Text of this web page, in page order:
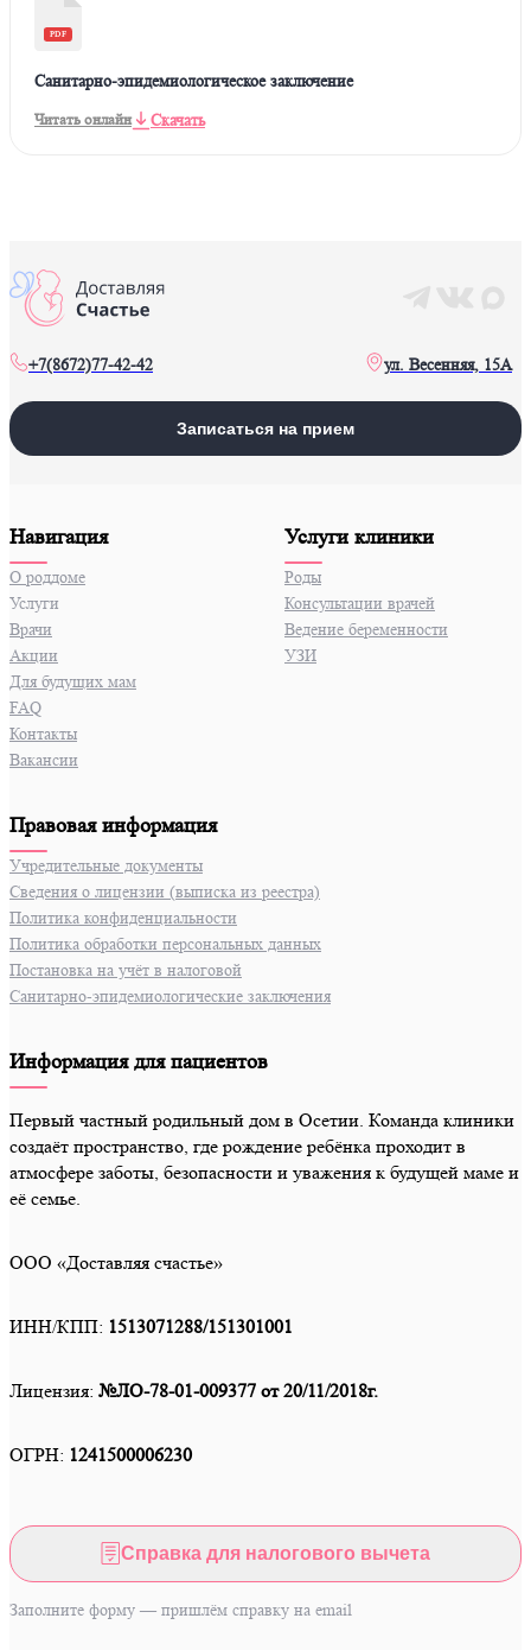
PDF
Санитарно-эпидемиологическое заключение
Читать онлайн Скачать
+7(8672)77-42-42 ул. Весенняя, 15А
Записаться на прием
Навигация
О роддоме
Услуги
Врачи
Акции
Для будущих мам
FAQ
Контакты
Вакансии
Услуги клиники
Роды
Консультации врачей
Ведение беременности
УЗИ
Правовая информация
Учредительные документы
Сведения о лицензии (выписка из реестра)
Политика конфиденциальности
Политика обработки персональных данных
Постановка на учёт в налоговой
Санитарно-эпидемиологические заключения
Информация для пациентов
Первый частный родильный дом в Осетии. Команда клиники
создаёт пространство, где рождение ребёнка проходит в
атмосфере заботы, безопасности и уважения к будущей маме и
её семье.
ООО «Доставляя счастье»
ИНН/КПП: 1513071288/151301001
Лицензия: №ЛО-78-01-009377 от 20/11/2018г.
ОГРН: 1241500006230
Справка для налогового вычета
Заполните форму — пришлём справку на email